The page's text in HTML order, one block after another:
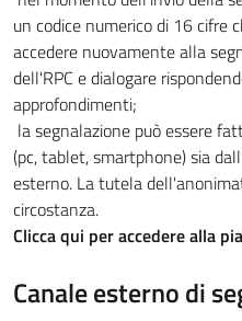
un codice numerico di 16 cifre
accedere nuovamente alla
dell'RPC e dialogare
approfondimenti;
la segnalazione può essere
(pc, tablet, smartphone) sia
esterno. La tutela
circostanza.
Clicca qui per accedere alla
Canale esterno di